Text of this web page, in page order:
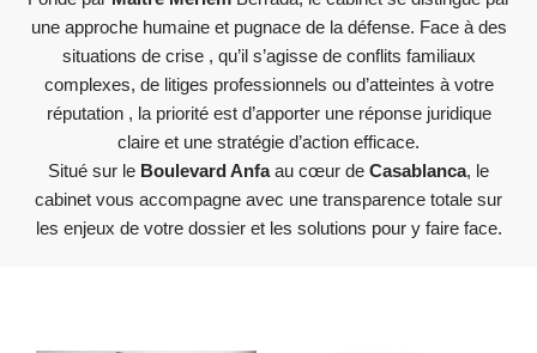
une approche humaine et pugnace de la défense. Face à des
situations de crise , qu’il s’agisse de conflits familiaux
complexes, de litiges professionnels ou d’atteintes à votre
réputation , la priorité est d’apporter une réponse juridique
claire et une stratégie d’action efficace.
Situé sur le Boulevard Anfaau cœur de Casablanca, le
cabinet vous accompagne avec une transparence totale sur
les enjeux de votre dossier et les solutions pour y faire face.